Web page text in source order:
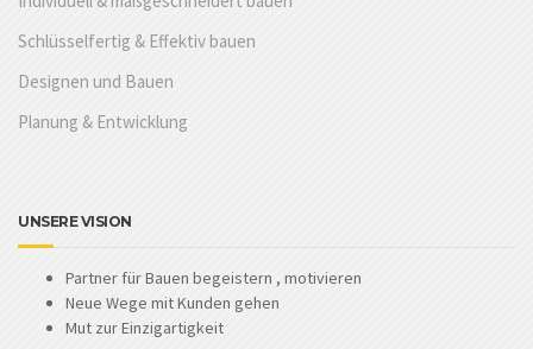
Schlüsselfertig & Effektiv bauen
Designen und Bauen
Planung & Entwicklung
UNSERE VISION
Partner für Bauen begeistern , motivieren
Neue Wege mit Kunden gehen
Mut zur Einzigartigkeit